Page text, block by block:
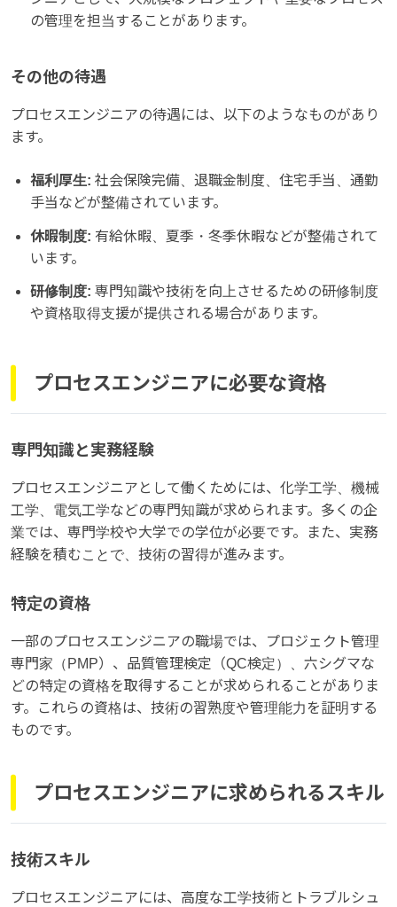
の管理を担当することがあります。
その他の待遇
プロセスエンジニアの待遇には、以下のようなものがあり
ます。
福利厚生: 社会保険完備、退職金制度、住宅手当、通勤
手当などが整備されています。
休暇制度: 有給休暇、夏季・冬季休暇などが整備されて
います。
研修制度: 専門知識や技術を向上させるための研修制度
や資格取得支援が提供される場合があります。
プロセスエンジニアに必要な資格
専門知識と実務経験
プロセスエンジニアとして働くためには、化学工学、機械
工学、電気工学などの専門知識が求められます。多くの企
業では、専門学校や大学での学位が必要です。また、実務
経験を積むことで、技術の習得が進みます。
特定の資格
一部のプロセスエンジニアの職場では、プロジェクト管理
専門家（PMP）、品質管理検定（QC検定）、六シグマな
どの特定の資格を取得することが求められることがありま
す。これらの資格は、技術の習熟度や管理能力を証明する
ものです。
プロセスエンジニアに求められるスキル
技術スキル
プロセスエンジニアには、高度な工学技術とトラブルシュ